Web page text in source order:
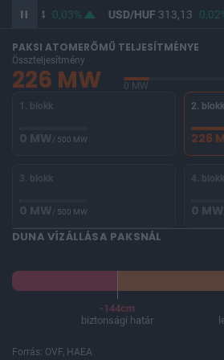
361,84 0,03% USD/HUF313,13
PAKSI ATOMERŐMŰ TELJESÍTMÉNYE
Összteljesítmény
226 MW 0 MW
1. blokk
0 MW/ 500 MW
2. blokk
226
3. blokk
0 MW/ 500 MW
4. blokk
0 MW
DUNA VÍZÁLLÁSA PAKSNÁL
-144cm
biztonsági határ
Forrás: OVF, HAEA